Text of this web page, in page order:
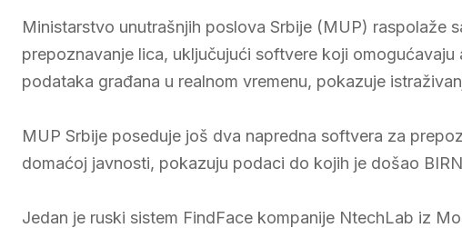
Ministarstvo unutrašnjih poslova Srbije (MUP) raspolaže
prepoznavanje lica, uključujući softvere koji
podataka građana u realnom vremenu, pokazuje
MUP Srbije poseduje još dva napredna softvera za
domaćoj javnosti, pokazuju podaci do kojih je došao
Jedan je ruski sistem FindFace kompanije NtechLab iz